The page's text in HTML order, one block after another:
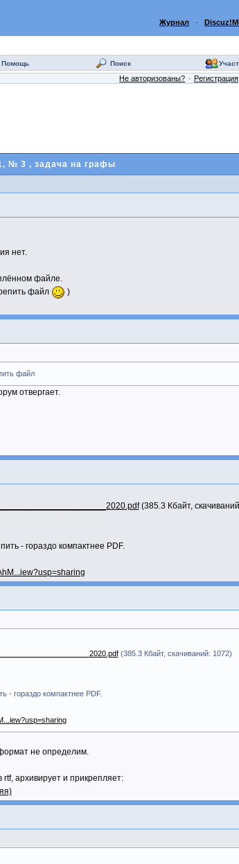
Журнал ·
Помощь Поиск
Не авторизованы? Регистрация
№ 3 , задача на графы
нет.
файле.
файл
)
файл
отвергает.
(385.3 Кбайт,
- гораздо компактнее PDF.
(385.3 Кбайт, скачиваний: 1072)
- гораздо компактнее PDF.
не определим.
архивирует и прикрепляет: